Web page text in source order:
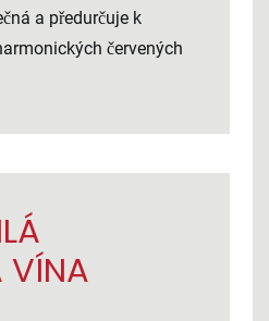
a předurčuje k
červených
VÍNA